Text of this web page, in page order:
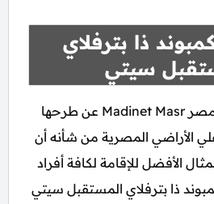
ذا بترفلاي
سيتي
أعلنت شركة مدينة مصر Madinet Masr عن طرحها
الأراضي المصرية من شأنه أن
الأفضل للإقامة لكافة أفراد
ذا بترفلاي المستقبل سيتي